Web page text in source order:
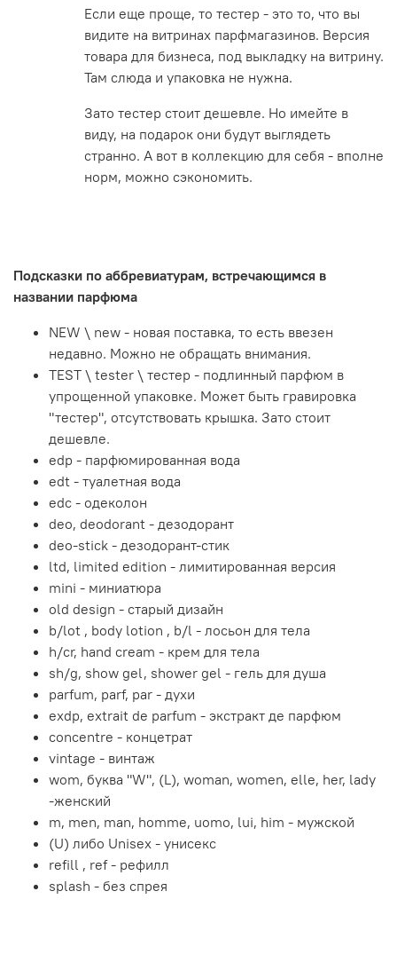
Если еще проще, то тестер - это то, что вы
видите на витринах парфмагазинов. Версия
товара для бизнеса, под выкладку на витрину.
Там слюда и упаковка не нужна.
Зато тестер стоит дешевле. Но имейте в
виду, на подарок они будут выглядеть
странно. А вот в коллекцию для себя - вполне
норм, можно сэкономить.
Подсказки по аббревиатурам, встречающимся в
названии парфюма
NEW \ new - новая поставка, то есть ввезен
недавно. Можно не обращать внимания.
TEST \ tester \ тестер - подлинный парфюм в
упрощенной упаковке. Может быть гравировка
"тестер", отсутствовать крышка. Зато стоит
дешевле.
edp - парфюмированная вода
edt - туалетная вода
edc - одеколон
deo, deodorant - дезодорант
deo-stick - дезодорант-стик
ltd, limited edition - лимитированная версия
mini - миниатюра
old design - старый дизайн
b/lot , body lotion , b/l - лосьон для тела
h/cr, hand cream - крем для тела
sh/g, show gel, shower gel - гель для душа
parfum, parf, par - духи
exdp, extrait de parfum - экстракт де парфюм
concentre - концетрат
vintage - винтаж
wom, буква "W", (L), woman, women, elle, her, lady
-женский
m, men, man, homme, uomo, lui, him - мужской
(U) либо Unisex - унисекс
refill , ref - рефилл
splash - без спрея